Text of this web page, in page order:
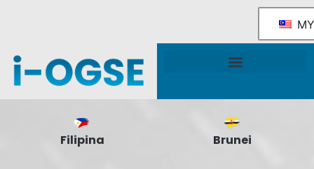
MY
Filipina Brunei